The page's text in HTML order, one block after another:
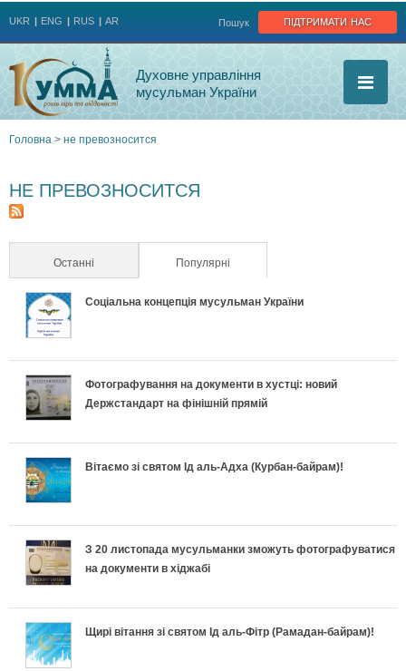
підтримати нас
Пошук
UKR ENG RUS AR
Духовне управління
мусульман України
є
тут
Головна > не превозносится
НЕ ПРЕВОЗНОСИТСЯ
Останні Популярні
Соціальна концепція мусульман України
Фотографування на документи в хустці: новий
Держстандарт на фінішній прямій
Вітаємо зі святом Ід аль-Адха (Курбан-байрам)!
З 20 листопада мусульманки зможуть фотографуватися
на документи в хіджабі
Щирі вітання зі святом Ід аль-Фітр (Рамадан-байрам)!